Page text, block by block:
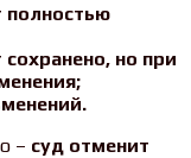
полностью
сохранено, но при
– суд отменит